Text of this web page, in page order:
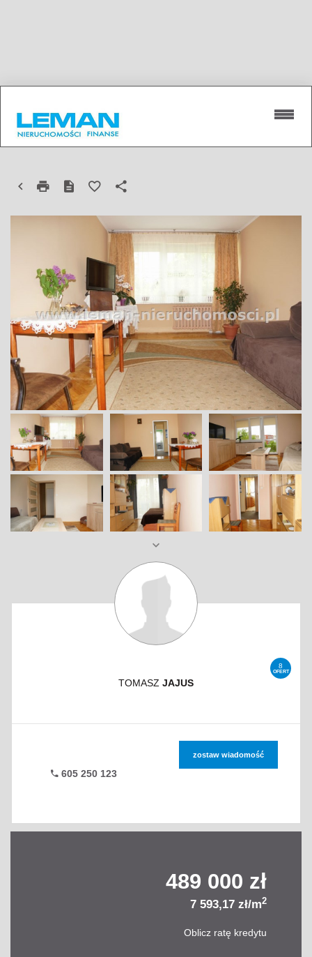
LUBLIN, KALINOWSZCZYZNA
8
OFERT
TOMASZ JAJUS
605 250 123
zostaw wiadomość
489 000 zł
7 593,17 zł/m2
Oblicz ratę kredytu